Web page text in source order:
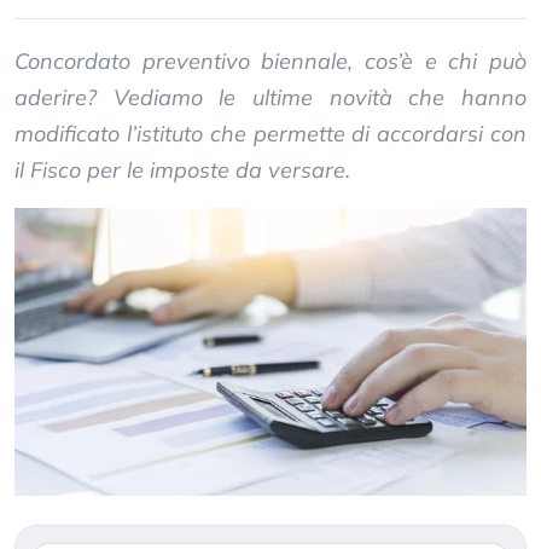
Concordato preventivo biennale, cos’è e chi può
aderire? Vediamo le ultime novità che hanno
modificato l’istituto che permette di accordarsi con
il Fisco per le imposte da versare.